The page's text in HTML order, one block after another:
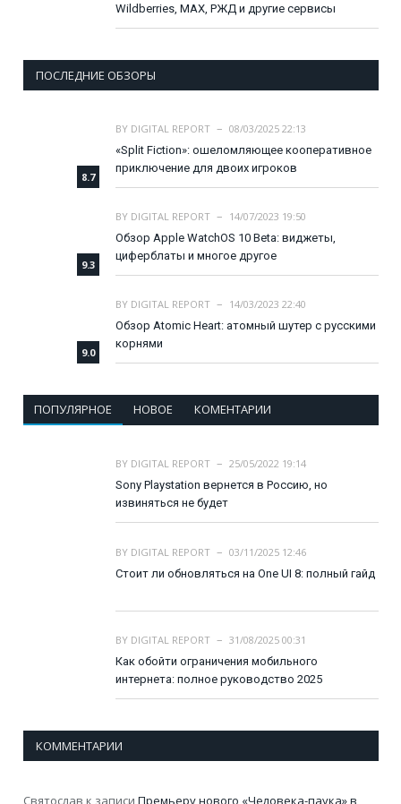
Wildberries, MAX, РЖД и другие сервисы
ПОСЛЕДНИЕ ОБЗОРЫ
8.7
BY DIGITAL REPORT
08/03/2025 22:13
«Split Fiction»: ошеломляющее кооперативное
приключение для двоих игроков
9.3
BY DIGITAL REPORT
14/07/2023 19:50
Обзор Apple WatchOS 10 Beta: виджеты,
циферблаты и многое другое
9.0
BY DIGITAL REPORT
14/03/2023 22:40
Обзор Atomic Heart: атомный шутер с русскими
корнями
ПОПУЛЯРНОЕ НОВОЕ КОМЕНТАРИИ
BY DIGITAL REPORT
25/05/2022 19:14
Sony Playstation вернется в Россию, но
извиняться не будет
BY DIGITAL REPORT
03/11/2025 12:46
Стоит ли обновляться на One UI 8: полный гайд
BY DIGITAL REPORT
31/08/2025 00:31
Как обойти ограничения мобильного
интернета: полное руководство 2025
КОММЕНТАРИИ
Святослав к записи Премьеру нового «Человека-паука» в